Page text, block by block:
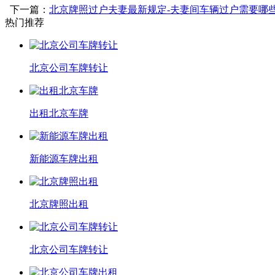
下一篇： 北京牌照过户夫妻最新规定-夫妻间车辆过户需要哪
热门推荐
北京公司车牌转让
出租北京车牌
新能源车牌出租
北京牌照出租
北京公司车牌转让